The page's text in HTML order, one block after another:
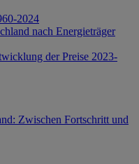
2024
nach Energieträger
der Preise 2023-
Zwischen Fortschritt und